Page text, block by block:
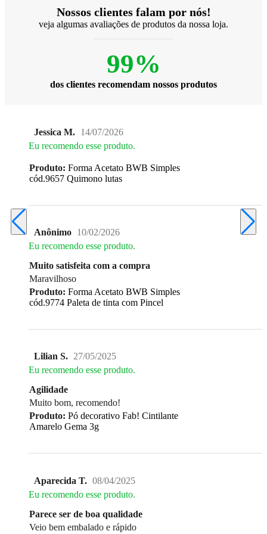
Nossos clientes falam por nós!
veja algumas avaliações de produtos da nossa loja.
99%
dos clientes recomendam nossos produtos
Jessica M. 14/07/2026
Eu recomendo esse produto.
Produto: Forma Acetato BWB Simples
cód.9657 Quimono lutas
Anônimo 10/02/2026
Eu recomendo esse produto.
Muito satisfeita com a compra
Maravilhoso
Produto: Forma Acetato BWB Simples
cód.9774 Paleta de tinta com Pincel
Lilian S. 27/05/2025
Eu recomendo esse produto.
Agilidade
Muito bom, recomendo!
Produto: Pó decorativo Fab! Cintilante
Amarelo Gema 3g
Aparecida T. 08/04/2025
Eu recomendo esse produto.
Parece ser de boa qualidade
Veio bem embalado e rápido